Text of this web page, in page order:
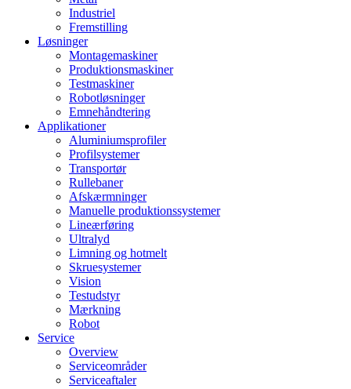
Industriel
Fremstilling
Løsninger
Montagemaskiner
Produktionsmaskiner
Testmaskiner
Robotløsninger
Emnehåndtering
Applikationer
Aluminiumsprofiler
Profilsystemer
Transportør
Rullebaner
Afskærmninger
Manuelle produktionssystemer
Lineærføring
Ultralyd
Limning og hotmelt
Skruesystemer
Vision
Testudstyr
Mærkning
Robot
Service
Overview
Serviceområder
Serviceaftaler